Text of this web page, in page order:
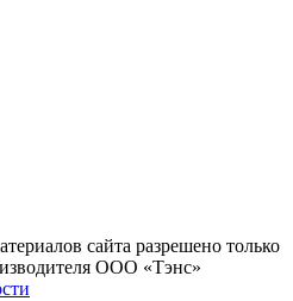
сайта разрешено только
ООО «Тэнс»